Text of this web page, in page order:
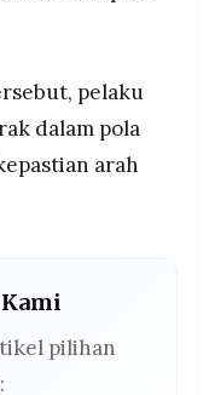
pelaku
dalam pola
arah
pilihan